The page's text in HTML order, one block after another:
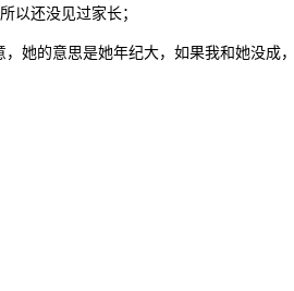
以还没见过家长；
她的意思是她年纪大，如果我和她没成，